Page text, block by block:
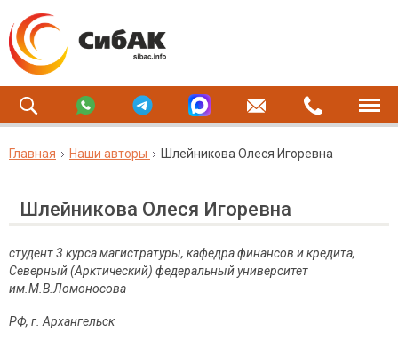
Главная Наши авторы Шлейникова Олеся Игоревна
Шлейникова Олеся Игоревна
студент 3 курса магистратуры, кафедра финансов и кредита,
Северный (Арктический) федеральный университет
им.М.В.Ломоносова
РФ, г. Архангельск